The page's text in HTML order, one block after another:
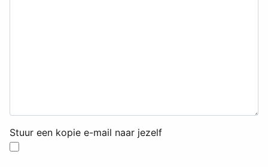
Stuur een kopie e-mail naar jezelf